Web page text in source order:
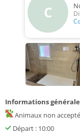
C
Informations
Animaux non
Départ : 10:00